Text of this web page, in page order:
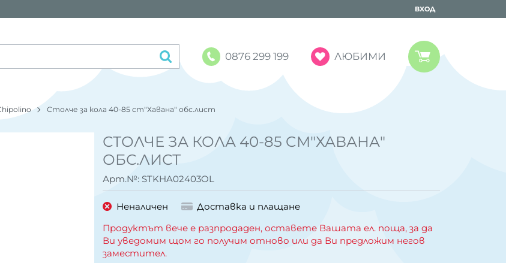
ВХОД
0876 299 199 ЛЮБИМИ
Столче за кола 40-85 cm"Хавана" обс.лист
СТОЛЧЕ ЗА КОЛА 40-85 CM"ХАВАНА"
ОБС.ЛИСТ
Арт.№: STKHA02403OL
Неналичен
Доставка и плащане
Продуктът вече е разпродаден, оставете Вашата ел. поща, за да
Ви уведомим щом го получим отново или да Ви предложим негов
заместител.